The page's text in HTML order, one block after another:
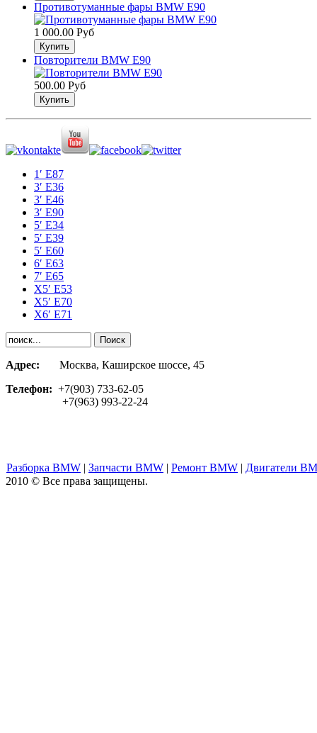
Противотуманные фары BMW E90
1 000.00 Руб
Повторители BMW E90
500.00 Руб
1′ E87
3′ E36
3′ E46
3′ E90
5′ E34
5′ E39
5′ E60
6′ E63
7′ E65
Х5′ E53
X5′ E70
X6′ E71
Адрес: Москва, Каширское шоссе, 45
Телефон: +7(903) 733-62-05
+7(963) 993-22-24
Разборка BMW | Запчасти BMW | Ремонт BMW | Двигатели
2010 © Все права защищены.